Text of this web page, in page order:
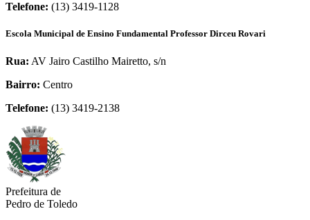
Telefone: (13) 3419-1128
Escola Municipal de Ensino Fundamental Professor Dirceu Rovari
Rua: AV Jairo Castilho Mairetto, s/n
Bairro: Centro
Telefone: (13) 3419-2138
Prefeitura de
Pedro de Toledo